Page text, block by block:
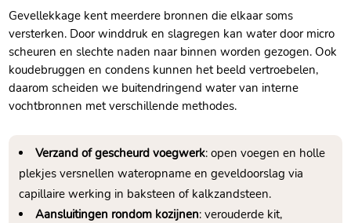
Gevellekkage kent meerdere bronnen die elkaar soms
versterken.​ Door winddruk en slagregen kan water door micro
scheuren en slechte naden naar binnen worden gezogen.​ Ook
koudebruggen en condens kunnen het beeld vertroebelen,
daarom scheiden we buitendringend water van interne
vochtbronnen met verschillende methodes.​
Verzand of gescheurd voegwerk: open voegen en holle
plekjes versnellen wateropname en geveldoorslag via
capillaire werking in baksteen of kalkzandsteen.​
Aansluitingen rondom kozijnen: verouderde kit,